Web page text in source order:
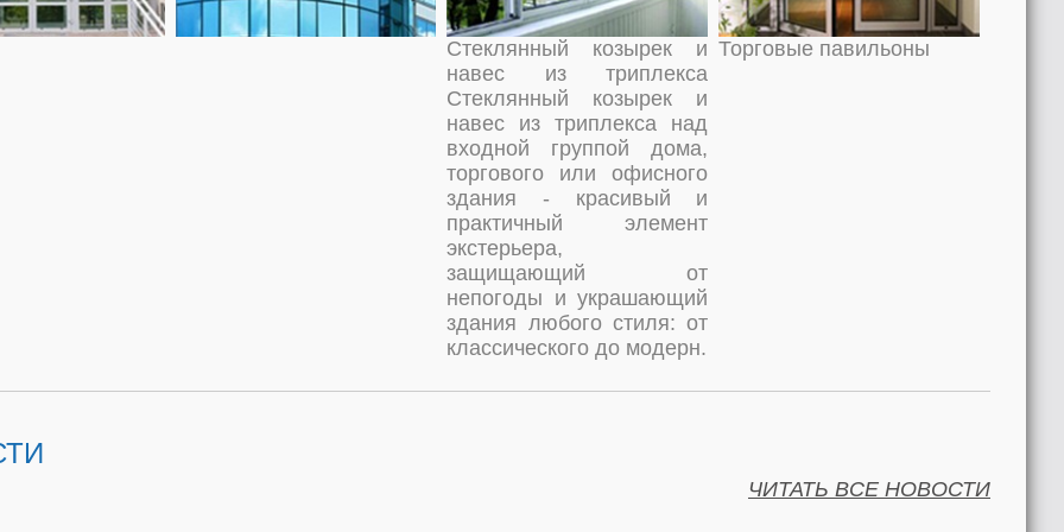
Стеклянный козырек и
навес из триплекса
Стеклянный козырек и
навес из триплекса над
входной группой дома,
торгового или офисного
здания - красивый и
практичный элемент
экстерьера,
защищающий от
непогоды и украшающий
здания любого стиля: от
классического до модерн.
Торговые павильоны
ЧИТАТЬ ВСЕ НОВОСТИ